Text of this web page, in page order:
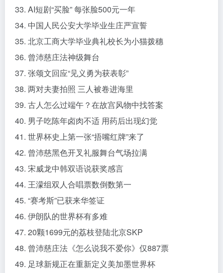
33. AI短剧“买脸” 每张脸500元一年
34. 中国人民公安大学毕业生庄严宣誓
35. 北京工商大学毕业典礼校长为小猫拨穗
36. 曾沛慈庄法神级舞台
37. 张颂文回应“见义勇为获表彰”
38. 两对夫妻拍照 三人被卷进海里
39. 古人怎么过端午？在故宫风物中找答案
40. 男子吃陈年卤肉不适 用药后出现幻觉
41. 世界杯史上第一张“捂嘴红牌”来了
42. 曾沛慈黑色开叉礼服舞台气场拉满
43. 宋威龙中韩双语说获奖感言
44. 王濛组双人合唱票数倒数第一
45. “赛考斯”已获来华签证
46. 伊朗队的世界杯有多难
47. 20颗1699元的荔枝登陆北京SKP
48. 曾沛慈庄法《怎么说我不爱你》仅887票
49. 足球新规正在重新定义美加墨世界杯